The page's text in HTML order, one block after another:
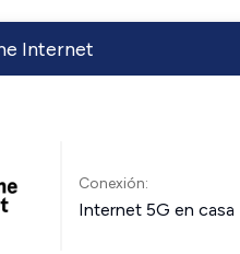
Internet
Conexión:
Internet 5G en casa